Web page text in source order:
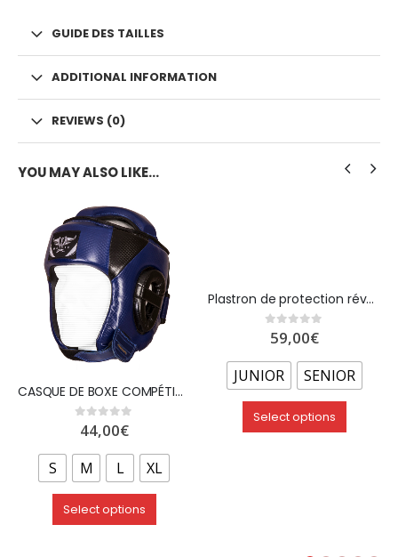
GUIDE DES TAILLES
ADDITIONAL INFORMATION
REVIEWS (0)
YOU MAY ALSO LIKE…
CASQUE DE BOXE COMPÉTITION OUVERT EN PU “CARBON” BLEU – WETTLE GEAR
out of 5
44,00€
S M L XL
Select options
Plastron de protection réversible – Bleu/Rouge
0out of 5
59,00€
JUNIOR SENIOR
Select options